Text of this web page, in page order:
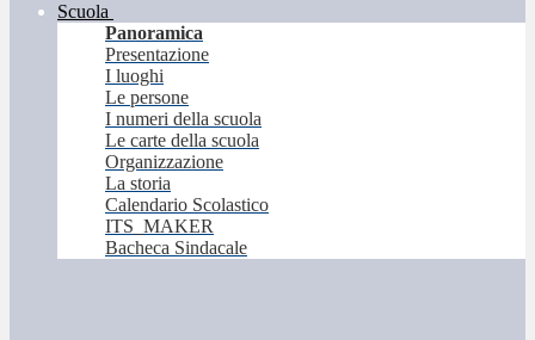
Scuola
Panoramica
Presentazione
I luoghi
Le persone
I numeri della scuola
Le carte della scuola
Organizzazione
La storia
Calendario Scolastico
ITS_MAKER
Bacheca Sindacale